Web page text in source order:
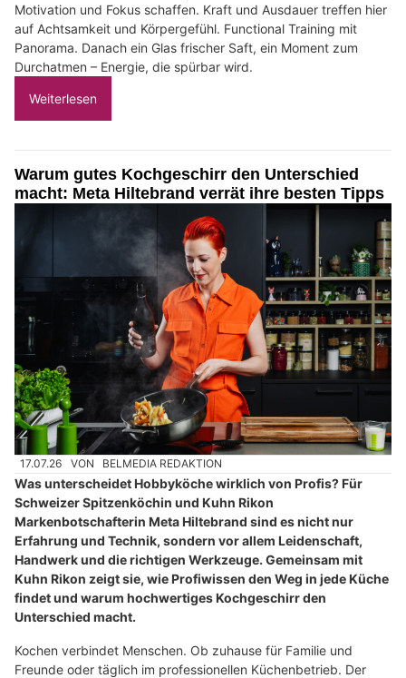
Motivation und Fokus schaffen. Kraft und Ausdauer treffen hier
auf Achtsamkeit und Körpergefühl. Functional Training mit
Panorama. Danach ein Glas frischer Saft, ein Moment zum
Durchatmen – Energie, die spürbar wird.
Weiterlesen
Warum gutes Kochgeschirr den Unterschied
macht: Meta Hiltebrand verrät ihre besten Tipps
17.07.26 VON BELMEDIA REDAKTION
Was unterscheidet Hobbyköche wirklich von Profis? Für
Schweizer Spitzenköchin und Kuhn Rikon
Markenbotschafterin Meta Hiltebrand sind es nicht nur
Erfahrung und Technik, sondern vor allem Leidenschaft,
Handwerk und die richtigen Werkzeuge. Gemeinsam mit
Kuhn Rikon zeigt sie, wie Profiwissen den Weg in jede Küche
findet und warum hochwertiges Kochgeschirr den
Unterschied macht.
Kochen verbindet Menschen. Ob zuhause für Familie und
Freunde oder täglich im professionellen Küchenbetrieb. Der